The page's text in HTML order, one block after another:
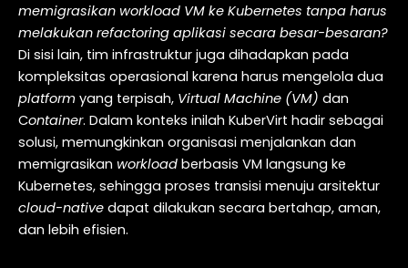
memigrasikan workload VM ke Kubernetes tanpa harus
melakukan refactoring aplikasi secara besar-besaran?
Di sisi lain, tim infrastruktur juga dihadapkan pada
kompleksitas operasional karena harus mengelola dua
platform yang terpisah, Virtual Machine (VM) dan
Container. Dalam konteks inilah KuberVirt hadir sebagai
solusi, memungkinkan organisasi menjalankan dan
memigrasikan workload berbasis VM langsung ke
Kubernetes, sehingga proses transisi menuju arsitektur
cloud-native dapat dilakukan secara bertahap, aman,
dan lebih efisien.